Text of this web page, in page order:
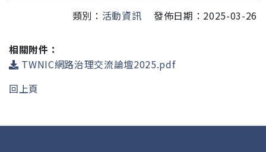
類別： 活動資訊 發佈日期：2025-03-26
相關附件：
TWNIC網路治理交流論壇2025.pdf
回上頁